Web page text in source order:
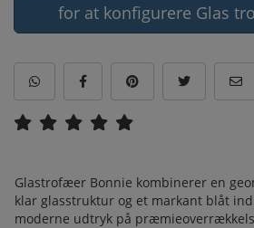
for at konfigurere Glas
Glastrofæer Bonnie kombinerer en
klar glasstruktur og et markant blåt
moderne udtryk på